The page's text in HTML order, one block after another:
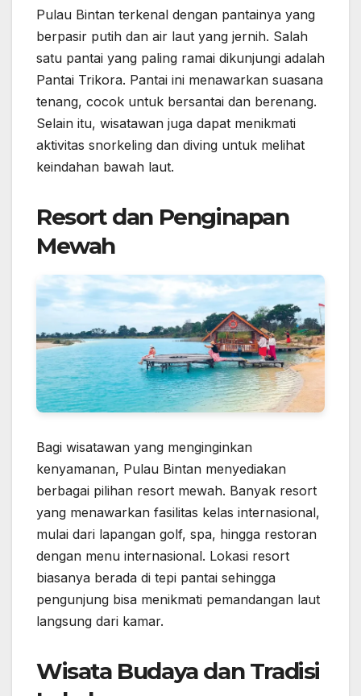
Pulau Bintan terkenal dengan pantainya yang
berpasir putih dan air laut yang jernih. Salah
satu pantai yang paling ramai dikunjungi adalah
Pantai Trikora. Pantai ini menawarkan suasana
tenang, cocok untuk bersantai dan berenang.
Selain itu, wisatawan juga dapat menikmati
aktivitas snorkeling dan diving untuk melihat
keindahan bawah laut.
Resort dan Penginapan
Mewah
Bagi wisatawan yang menginginkan
kenyamanan, Pulau Bintan menyediakan
berbagai pilihan resort mewah. Banyak resort
yang menawarkan fasilitas kelas internasional,
mulai dari lapangan golf, spa, hingga restoran
dengan menu internasional. Lokasi resort
biasanya berada di tepi pantai sehingga
pengunjung bisa menikmati pemandangan laut
langsung dari kamar.
Wisata Budaya dan Tradisi